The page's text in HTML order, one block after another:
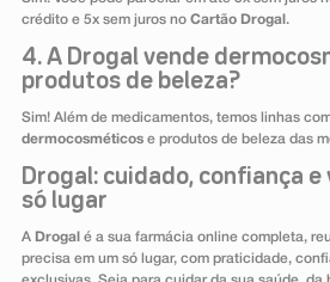
crédito e 5x sem juros no Cartão Drogal .
4. A Drogal vende
produtos de beleza?
Sim! Além de medicamentos, temos linhas
dermocosméticose produtos de beleza das
Drogal: cuidado, confiança
só lugar
A Drogal é a sua farmácia online completa,
precisa em um só lugar, com praticidade,